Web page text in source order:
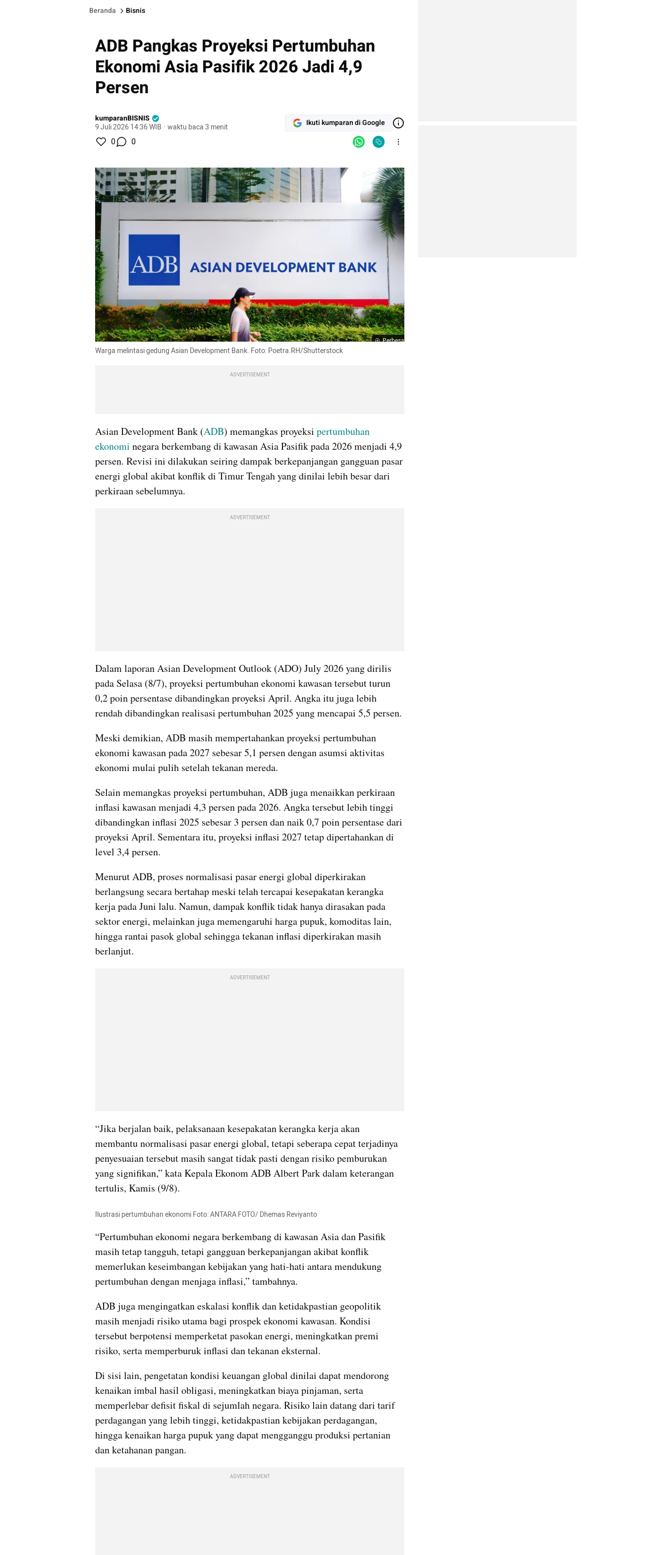
Beranda Bisnis
ADB Pangkas Proyeksi Pertumbuhan
Ekonomi Asia Pasifik 2026 Jadi 4,9
Persen
kumparanBISNIS
9 Juli 2026 14:36 WIB · waktu baca 3 menit Ikuti kumparan di Google
0 0
Perbesar
Warga melintasi gedung Asian Development Bank. Foto: Poetra.RH/Shutterstock
ADVERTISEMENT
Asian Development Bank (ADB) memangkas proyeksi pertumbuhan
ekonomi negara berkembang di kawasan Asia Pasifik pada 2026 menjadi 4,9
persen. Revisi ini dilakukan seiring dampak berkepanjangan gangguan pasar
energi global akibat konflik di Timur Tengah yang dinilai lebih besar dari
perkiraan sebelumnya.
ADVERTISEMENT
Dalam laporan Asian Development Outlook (ADO) July 2026 yang dirilis
pada Selasa (8/7), proyeksi pertumbuhan ekonomi kawasan tersebut turun
0,2 poin persentase dibandingkan proyeksi April. Angka itu juga lebih
rendah dibandingkan realisasi pertumbuhan 2025 yang mencapai 5,5 persen.
Meski demikian, ADB masih mempertahankan proyeksi pertumbuhan
ekonomi kawasan pada 2027 sebesar 5,1 persen dengan asumsi aktivitas
ekonomi mulai pulih setelah tekanan mereda.
Selain memangkas proyeksi pertumbuhan, ADB juga menaikkan perkiraan
inflasi kawasan menjadi 4,3 persen pada 2026. Angka tersebut lebih tinggi
dibandingkan inflasi 2025 sebesar 3 persen dan naik 0,7 poin persentase dari
proyeksi April. Sementara itu, proyeksi inflasi 2027 tetap dipertahankan di
level 3,4 persen.
Menurut ADB, proses normalisasi pasar energi global diperkirakan
berlangsung secara bertahap meski telah tercapai kesepakatan kerangka
kerja pada Juni lalu. Namun, dampak konflik tidak hanya dirasakan pada
sektor energi, melainkan juga memengaruhi harga pupuk, komoditas lain,
hingga rantai pasok global sehingga tekanan inflasi diperkirakan masih
berlanjut.
ADVERTISEMENT
“Jika berjalan baik, pelaksanaan kesepakatan kerangka kerja akan
membantu normalisasi pasar energi global, tetapi seberapa cepat terjadinya
penyesuaian tersebut masih sangat tidak pasti dengan risiko pemburukan
yang signifikan,” kata Kepala Ekonom ADB Albert Park dalam keterangan
tertulis, Kamis (9/8).
Ilustrasi pertumbuhan ekonomi Foto: ANTARA FOTO/ Dhemas Reviyanto
“Pertumbuhan ekonomi negara berkembang di kawasan Asia dan Pasifik
masih tetap tangguh, tetapi gangguan berkepanjangan akibat konflik
memerlukan keseimbangan kebijakan yang hati-hati antara mendukung
pertumbuhan dengan menjaga inflasi,” tambahnya.
ADB juga mengingatkan eskalasi konflik dan ketidakpastian geopolitik
masih menjadi risiko utama bagi prospek ekonomi kawasan. Kondisi
tersebut berpotensi memperketat pasokan energi, meningkatkan premi
risiko, serta memperburuk inflasi dan tekanan eksternal.
Di sisi lain, pengetatan kondisi keuangan global dinilai dapat mendorong
kenaikan imbal hasil obligasi, meningkatkan biaya pinjaman, serta
memperlebar defisit fiskal di sejumlah negara. Risiko lain datang dari tarif
perdagangan yang lebih tinggi, ketidakpastian kebijakan perdagangan,
hingga kenaikan harga pupuk yang dapat mengganggu produksi pertanian
dan ketahanan pangan.
ADVERTISEMENT